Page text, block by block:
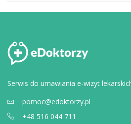
Serwis do umawiania e-wizyt
pomoc@edoktorzy.pl
+48 516 044 711